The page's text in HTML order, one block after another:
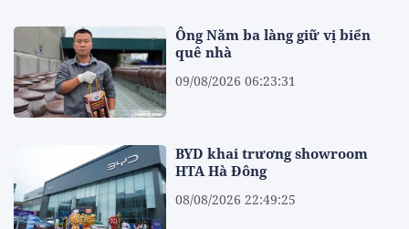
Ông Năm ba làng giữ vị biển
quê nhà
09/08/2026 06:23:31
BYD khai trương showroom
HTA Hà Đông
08/08/2026 22:49:25